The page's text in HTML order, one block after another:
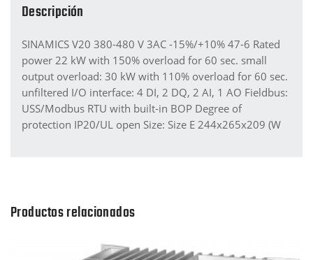
Descripción
SINAMICS V20 380-480 V 3AC -15%/+10% 47-6 Rated
power 22 kW with 150% overload for 60 sec. small
output overload: 30 kW with 110% overload for 60 sec.
unfiltered I/O interface: 4 DI, 2 DQ, 2 AI, 1 AO Fieldbus:
USS/Modbus RTU with built-in BOP Degree of
protection IP20/UL open Size: Size E 244x265x209 (W
Productos relacionados